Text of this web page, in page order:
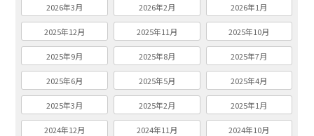
2026年3月 2026年2月 2026年1月
2025年12月 2025年11月 2025年10月
2025年9月 2025年8月 2025年7月
2025年6月 2025年5月 2025年4月
2025年3月 2025年2月 2025年1月
2024年12月 2024年11月 2024年10月